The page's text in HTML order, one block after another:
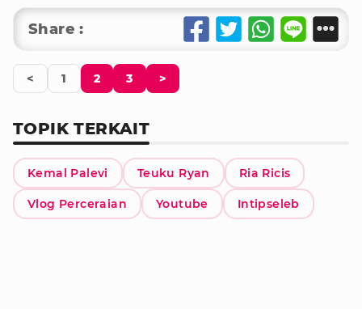
Share :
< 1 2 3 >
TOPIK TERKAIT
Kemal Palevi Teuku Ryan Ria Ricis
Vlog Perceraian Youtube Intipseleb